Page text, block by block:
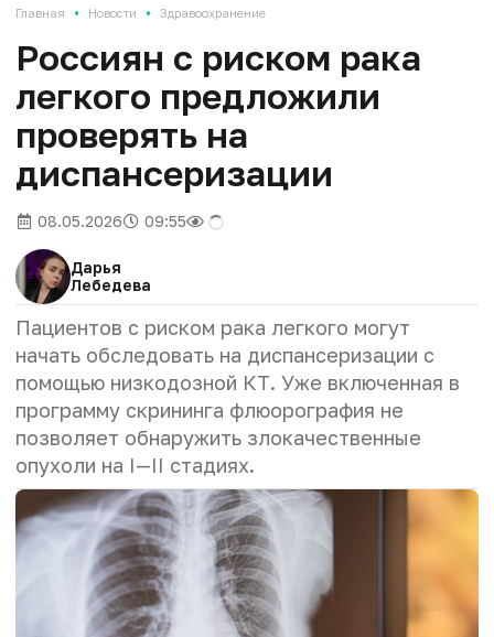
Главная • Новости • Здравоохранение
Россиян с риском рака
легкого предложили
проверять на
диспансеризации
08.05.2026 09:55
Дарья
Лебедева
Пациентов с риском рака легкого могут
начать обследовать на диспансеризации с
помощью низкодозной КТ. Уже включенная в
программу скрининга флюорография не
позволяет обнаружить злокачественные
опухоли на I—II стадиях.